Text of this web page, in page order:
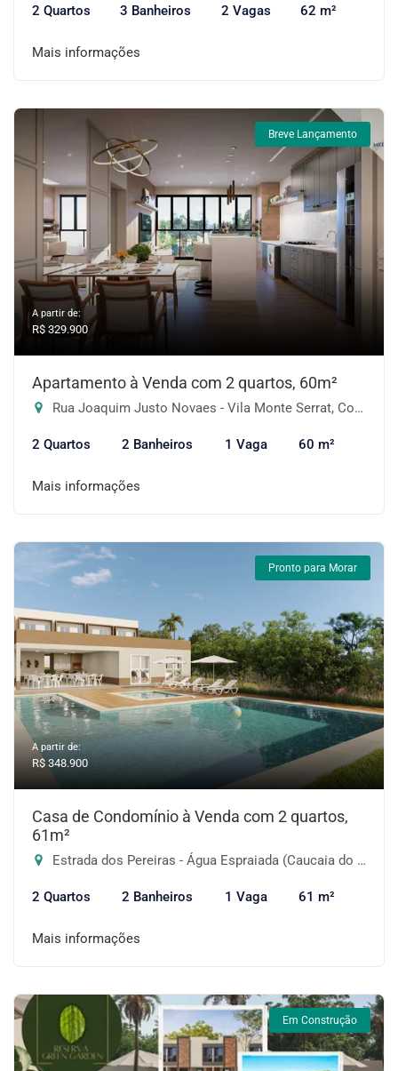
2 Quartos 3 Banheiros 2 Vagas 62 m²
Mais informações
Breve Lançamento
A partir de:
R$ 329.900
Apartamento à Venda com 2 quartos, 60m²
Rua Joaquim Justo Novaes - Vila Monte Serrat, Cotia-SP
2 Quartos 2 Banheiros 1 Vaga 60 m²
Mais informações
Pronto para Morar
A partir de:
R$ 348.900
Casa de Condomínio à Venda com 2 quartos,
61m²
Estrada dos Pereiras - Água Espraiada (Caucaia do Alto), Cotia-SP
2 Quartos 2 Banheiros 1 Vaga 61 m²
Mais informações
Em Construção